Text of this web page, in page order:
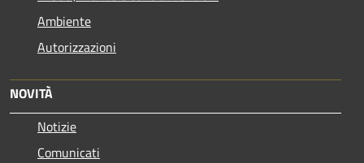
Ambiente
Autorizzazioni
NOVITÀ
Notizie
Comunicati